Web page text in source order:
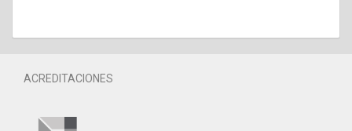
ACREDITACIONES